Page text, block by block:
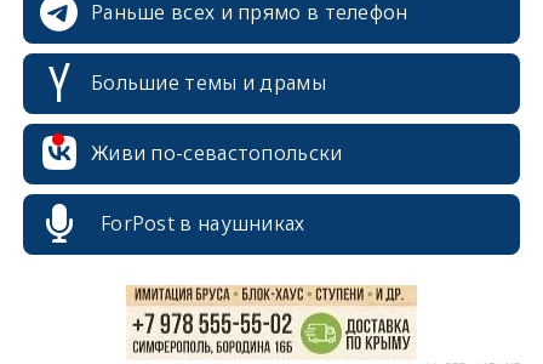
Раньше всех и прямо в телефон
Большие темы и драмы
Живи по-севастопольски
ForPost в наушниках
erid: 2SDnjcrDNw6